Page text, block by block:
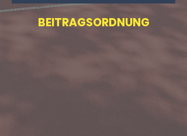
BEITRAGSORDNUNG